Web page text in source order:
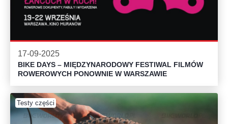
17-09-2025
BIKE DAYS – MIĘDZYNARODOWY FESTIWAL FILMÓW
ROWEROWYCH PONOWNIE W WARSZAWIE
Testy części